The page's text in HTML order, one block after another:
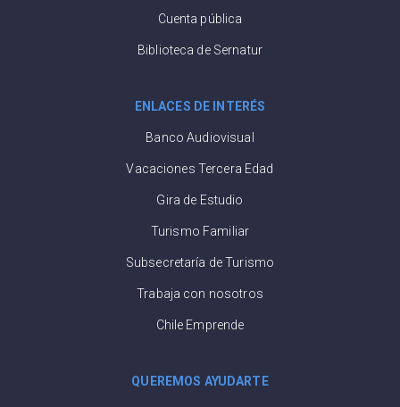
Cuenta pública
Biblioteca de Sernatur
ENLACES DE INTERÉS
Banco Audiovisual
Vacaciones Tercera Edad
Gira de Estudio
Turismo Familiar
Subsecretaría de Turismo
Trabaja con nosotros
Chile Emprende
QUEREMOS AYUDARTE